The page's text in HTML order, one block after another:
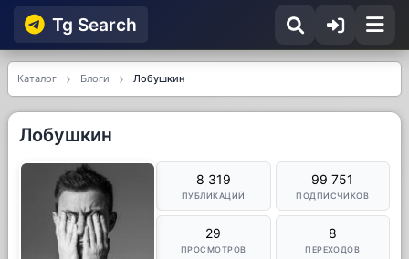
Tg Searсh
Каталог Блоги Лобушкин
Лобушкин
8 319
ПУБЛИКАЦИЙ
99 751
ПОДПИСЧИКОВ
29
ПРОСМОТРОВ
8
ПЕРЕХОДОВ